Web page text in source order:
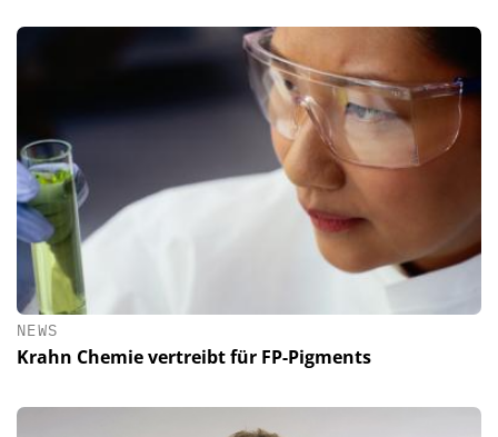
NEWS
Krahn Chemie vertreibt für FP-Pigments